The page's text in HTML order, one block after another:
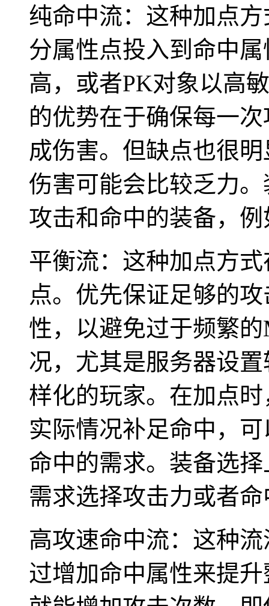
纯命中流：这种加点
分属性点投入到命中
高，或者PK对象以高
的优势在于确保每一
成伤害。但缺点也很
伤害可能会比较乏力
攻击和命中的装备，
平衡流：这种加点方
点。优先保证足够的
性，以避免过于频繁
况，尤其是服务器设
样化的玩家。在加点
实际情况补足命中，
命中的需求。装备选
需求选择攻击力或者
高攻速命中流：这种
过增加命中属性来提